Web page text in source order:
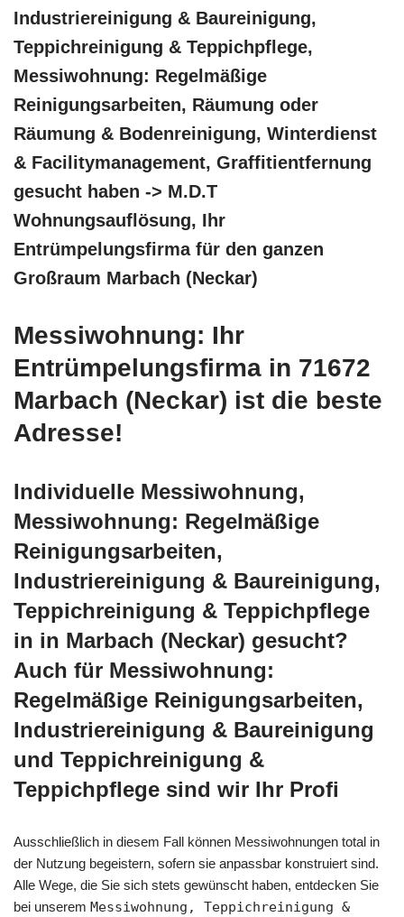
Industriereinigung & Baureinigung,
Teppichreinigung & Teppichpflege,
Messiwohnung: Regelmäßige
Reinigungsarbeiten, Räumung oder
Räumung & Bodenreinigung, Winterdienst
& Facilitymanagement, Graffitientfernung
gesucht haben -> M.D.T
Wohnungsauflösung, Ihr
Entrümpelungsfirma für den ganzen
Großraum Marbach (Neckar)
Messiwohnung: Ihr
Entrümpelungsfirma in 71672
Marbach (Neckar) ist die beste
Adresse!
Individuelle Messiwohnung,
Messiwohnung: Regelmäßige
Reinigungsarbeiten,
Industriereinigung & Baureinigung,
Teppichreinigung & Teppichpflege
in in Marbach (Neckar) gesucht?
Auch für Messiwohnung:
Regelmäßige Reinigungsarbeiten,
Industriereinigung & Baureinigung
und Teppichreinigung &
Teppichpflege sind wir Ihr Profi
Ausschließlich in diesem Fall können Messiwohnungen total in
der Nutzung begeistern, sofern sie anpassbar konstruiert sind.
Alle Wege, die Sie sich stets gewünscht haben, entdecken Sie
bei unserem Messiwohnung, Teppichreinigung &